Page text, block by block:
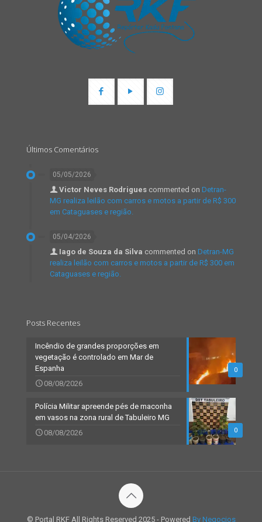
Últimos Comentários
05/05/2026
Victor Neves Rodrigues commented on Detran-
MG realiza leilão com carros e motos a partir de R$ 300
em Cataguases e região.
05/04/2026
Iago de Souza da Silva commented on Detran-MG
realiza leilão com carros e motos a partir de R$ 300 em
Cataguases e região.
Posts Recentes
0
Incêndio de grandes proporções em
vegetação é controlado em Mar de
Espanha
08/08/2026
0
Polícia Militar apreende pés de maconha
em vasos na zona rural de Tabuleiro MG
08/08/2026
© Portal RKF All Rights Reserved 2025 - Powered By Negocios